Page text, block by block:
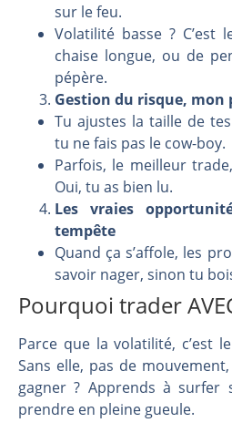
sur le feu.
Volatilité basse ?
chaise longue, ou de
pépère.
Gestion du risque, mon
Tu ajustes la taille de
tu ne fais pas le cow-boy.
Parfois, le meilleur
Oui, tu as bien lu.
Les vraies
tempête
Quand ça s’affole, les
savoir nager, sinon tu
Pourquoi trader
Parce que la volatilité, c’est
Sans elle, pas de
gagner ? Apprends à surfer
prendre en pleine gueule.